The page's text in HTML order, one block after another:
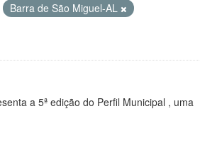
Barra de São Miguel-AL
a 5ª edição do Perfil Municipal , uma